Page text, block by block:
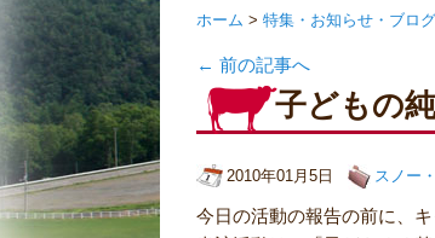
ホーム > 特集・お知らせ・ブログ
← 前の記事へ
子どもの
2010年01月5日 スノー
今日の活動の報告の前に、